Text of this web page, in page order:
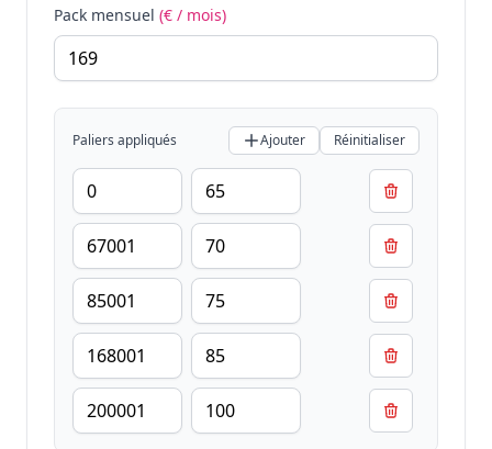
Pack mensuel (€ / mois)
Paliers appliqués Ajouter Réinitialiser